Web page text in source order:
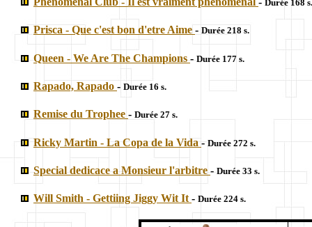
Durée 168 s.
Prisca - Que c'est bon d'etre Aime - Durée 218 s.
Queen - We Are The Champions - Durée 177 s.
Rapado, Rapado - Durée 16 s.
Remise du Trophee - Durée 27 s.
Ricky Martin - La Copa de la Vida - Durée 272 s.
Special dedicace a Monsieur l'arbitre - Durée 33 s.
Will Smith - Gettiing Jiggy Wit It - Durée 224 s.